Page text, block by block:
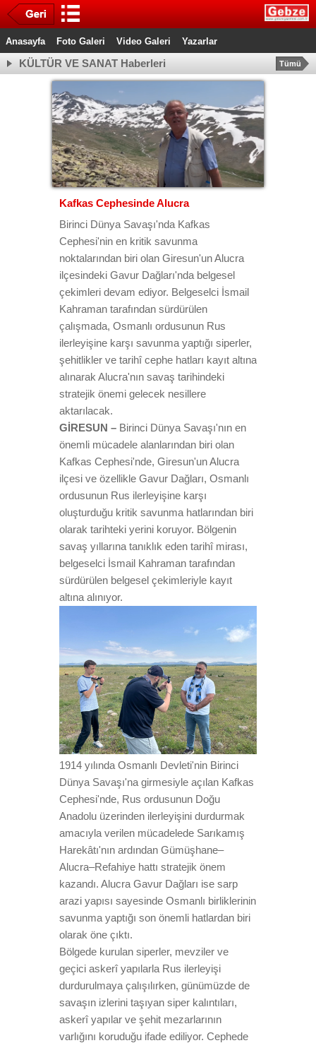
Anasayfa Foto Galeri Video Galeri Yazarlar
KÜLTÜR VE SANAT Haberleri Tümü
Kafkas Cephesinde Alucra
Birinci Dünya Savaşı'nda Kafkas
Cephesi'nin en kritik savunma
noktalarından biri olan Giresun'un Alucra
ilçesindeki Gavur Dağları'nda belgesel
çekimleri devam ediyor. Belgeselci İsmail
Kahraman tarafından sürdürülen
çalışmada, Osmanlı ordusunun Rus
ilerleyişine karşı savunma yaptığı siperler,
şehitlikler ve tarihî cephe hatları kayıt altına
alınarak Alucra'nın savaş tarihindeki
stratejik önemi gelecek nesillere
aktarılacak.
GİRESUN – Birinci Dünya Savaşı'nın en
önemli mücadele alanlarından biri olan
Kafkas Cephesi'nde, Giresun'un Alucra
ilçesi ve özellikle Gavur Dağları, Osmanlı
ordusunun Rus ilerleyişine karşı
oluşturduğu kritik savunma hatlarından biri
olarak tarihteki yerini koruyor. Bölgenin
savaş yıllarına tanıklık eden tarihî mirası,
belgeselci İsmail Kahraman tarafından
sürdürülen belgesel çekimleriyle kayıt
altına alınıyor.
1914 yılında Osmanlı Devleti'nin Birinci
Dünya Savaşı'na girmesiyle açılan Kafkas
Cephesi'nde, Rus ordusunun Doğu
Anadolu üzerinden ilerleyişini durdurmak
amacıyla verilen mücadelede Sarıkamış
Harekâtı'nın ardından Gümüşhane–
Alucra–Refahiye hattı stratejik önem
kazandı. Alucra Gavur Dağları ise sarp
arazi yapısı sayesinde Osmanlı birliklerinin
savunma yaptığı son önemli hatlardan biri
olarak öne çıktı.
Bölgede kurulan siperler, mevziler ve
geçici askerî yapılarla Rus ilerleyişi
durdurulmaya çalışılırken, günümüzde de
savaşın izlerini taşıyan siper kalıntıları,
askerî yapılar ve şehit mezarlarının
varlığını koruduğu ifade ediliyor. Cephede